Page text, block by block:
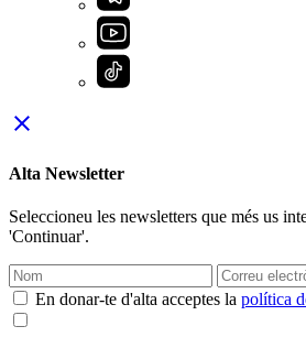
close
Alta Newsletter
Seleccioneu les newsletters que més us
'Continuar'.
En donar-te d'alta acceptes la política